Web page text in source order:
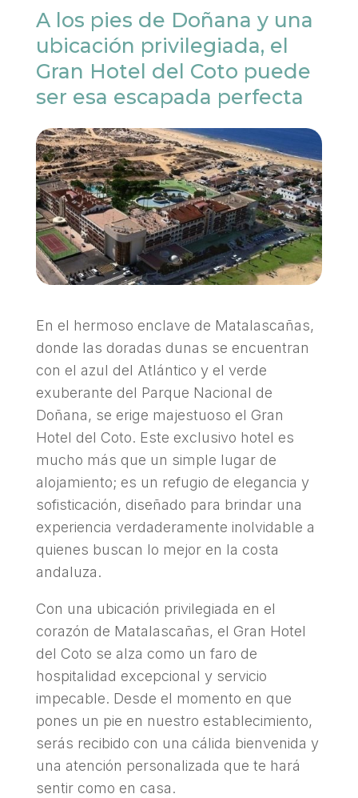
A los pies de Doñana y una
ubicación privilegiada, el
Gran Hotel del Coto puede
ser esa escapada perfecta
En el hermoso enclave de Matalascañas,
donde las doradas dunas se encuentran
con el azul del Atlántico y el verde
exuberante del Parque Nacional de
Doñana, se erige majestuoso el Gran
Hotel del Coto. Este exclusivo hotel es
mucho más que un simple lugar de
alojamiento; es un refugio de elegancia y
sofisticación, diseñado para brindar una
experiencia verdaderamente inolvidable a
quienes buscan lo mejor en la costa
andaluza.
Con una ubicación privilegiada en el
corazón de Matalascañas, el Gran Hotel
del Coto se alza como un faro de
hospitalidad excepcional y servicio
impecable. Desde el momento en que
pones un pie en nuestro establecimiento,
serás recibido con una cálida bienvenida y
una atención personalizada que te hará
sentir como en casa.